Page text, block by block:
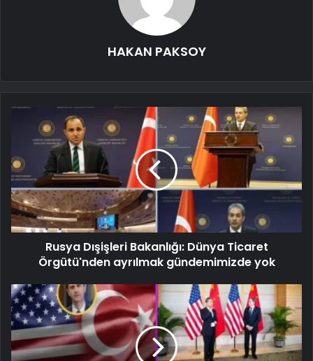
HAKAN PAKSOY
Rusya Dışişleri Bakanlığı: Dünya Ticaret
Örgütü'nden ayrılmak gündemimizde yok